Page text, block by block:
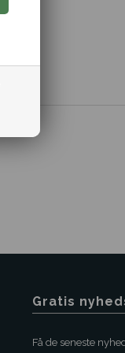
Gratis
Få de seneste